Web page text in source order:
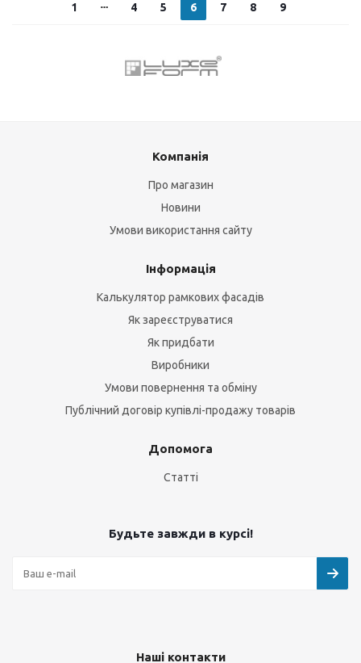
1 4 5 6 7 8 9
Компанія
Про магазин
Новини
Умови використання сайту
Інформація
Калькулятор рамкових фасадів
Як зареєструватися
Як придбати
Виробники
Умови повернення та обміну
Публічний договір купівлі-продажу товарів
Допомога
Статті
Будьте завжди в курсі!
Наші контакти